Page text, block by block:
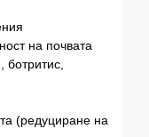
на почвата
(редуциране на